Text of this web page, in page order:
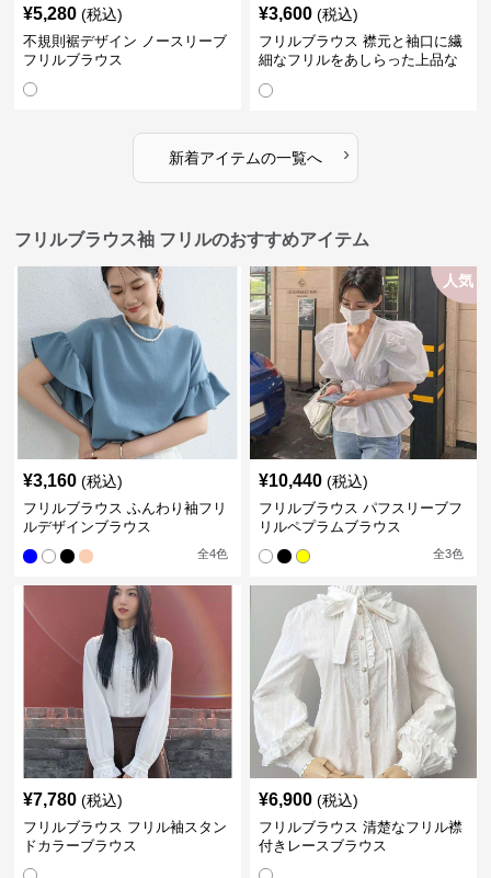
¥5,280 (税込)
不規則裾デザイン ノースリーブ
フリルブラウス
¥3,600 (税込)
フリルブラウス 襟元と袖口に繊
細なフリルをあしらった上品な
新着アイテムの一覧へ ›
フリルブラウス袖 フリルのおすすめアイテム
¥3,160 (税込)
フリルブラウス ふんわり袖フリ
ルデザインブラウス
全4色
人気
¥10,440 (税込)
フリルブラウス パフスリーブフ
リルペプラムブラウス
全3色
¥7,780 (税込)
フリルブラウス フリル袖スタン
ドカラーブラウス
¥6,900 (税込)
フリルブラウス 清楚なフリル襟
付きレースブラウス